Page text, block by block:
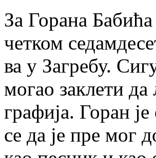
За Го­ра­на
чет­ком
ва у За­гре­бу.
мо­гао за­кле­ти
гра­фи­ја. Го­ран
се да је пре мог